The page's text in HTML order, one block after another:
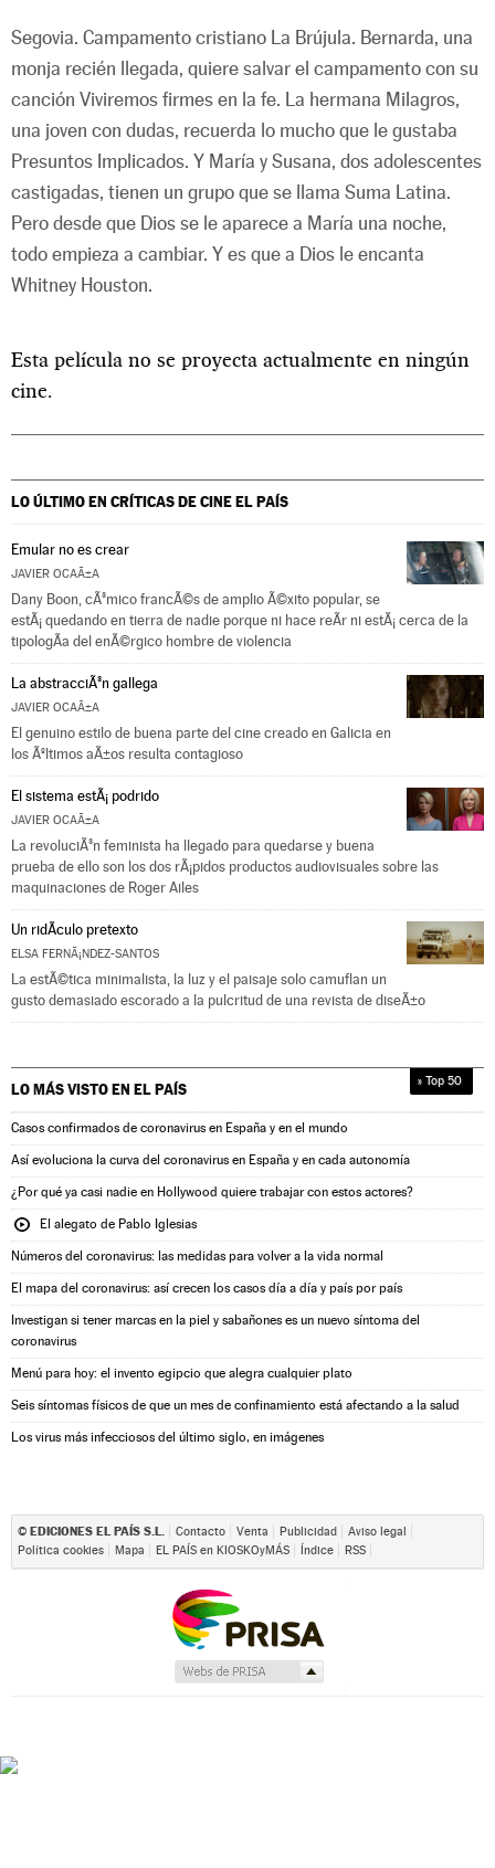
Segovia. Campamento cristiano La Brújula. Bernarda, una
monja recién llegada, quiere salvar el campamento con su
canción Viviremos firmes en la fe. La hermana Milagros,
una joven con dudas, recuerda lo mucho que le gustaba
Presuntos Implicados. Y María y Susana, dos adolescentes
castigadas, tienen un grupo que se llama Suma Latina.
Pero desde que Dios se le aparece a María una noche,
todo empieza a cambiar. Y es que a Dios le encanta
Whitney Houston.
Esta película no se proyecta actualmente en ningún
cine.
LO ÚLTIMO EN CRÍTICAS DE CINEEL PAÍS
Emular no es crear
JAVIER OCAÃ±A
Dany Boon, cÃ³mico francÃ©s de amplio Ã©xito popular, se
estÃ¡ quedando en tierra de nadie porque ni hace reÃ­r ni estÃ¡ cerca de la
tipologÃ­a del enÃ©rgico hombre de violencia
La abstracciÃ³n gallega
JAVIER OCAÃ±A
El genuino estilo de buena parte del cine creado en Galicia en
los Ãºltimos aÃ±os resulta contagioso
El sistema estÃ¡ podrido
JAVIER OCAÃ±A
La revoluciÃ³n feminista ha llegado para quedarse y buena
prueba de ello son los dos rÃ¡pidos productos audiovisuales sobre las
maquinaciones de Roger Ailes
Un ridÃ­culo pretexto
ELSA FERNÃ¡NDEZ-SANTOS
La estÃ©tica minimalista, la luz y el paisaje solo camuflan un
gusto demasiado escorado a la pulcritud de una revista de diseÃ±o
LO MÁS VISTO EN EL PAÍS » Top 50
Casos confirmados de coronavirus en España y en el mundo
Así evoluciona la curva del coronavirus en España y en cada autonomía
¿Por qué ya casi nadie en Hollywood quiere trabajar con estos actores?
El alegato de Pablo Iglesias
Números del coronavirus: las medidas para volver a la vida normal
El mapa del coronavirus: así crecen los casos día a día y país por país
Investigan si tener marcas en la piel y sabañones es un nuevo síntoma del
coronavirus
Menú para hoy: el invento egipcio que alegra cualquier plato
Seis síntomas físicos de que un mes de confinamiento está afectando a la salud
Los virus más infecciosos del último siglo, en imágenes
© EDICIONES EL PAÍS S.L. Contacto Venta Publicidad
Aviso legal
Política cookies
Mapa EL PAÍS en KIOSKOyMÁS Índice RSS